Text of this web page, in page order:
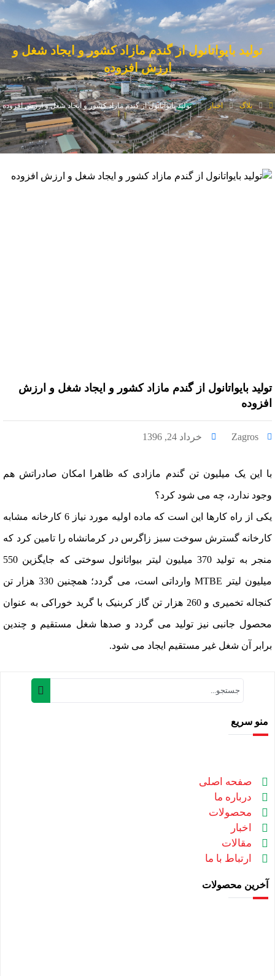
تولید بایواتانول از گندم مازاد کشور و ایجاد شغل و
ارزش افزوده
بلاگ اخبار تولید بایواتانول از گندم مازاد کشور و ایجاد شغل و ارزش افزوده
تولید بایواتانول از گندم مازاد کشور و ایجاد شغل و ارزش
افزوده
Zagros خرداد 24, 1396
با این یک میلیون تن گندم مازادی که ظاهرا امکان صادراتش هم
وجود ندارد، چه می شود کرد؟
یکی از راه کارها این است که ماده اولیه مورد نیاز 6 کارخانه مشابه
کارخانه گسترش سوخت سبز زاگرس در کرمانشاه را تامین کرد که
منجر به تولید 370 میلیون لیتر بیواتانول سوختی که جایگزین 550
میلیون لیتر MTBE وارداتی است، می گردد؛ همچنین 330 هزار تن
کنجاله تخمیری و 260 هزار تن گاز کربنیک با گرید خوراکی به عنوان
محصول جانبی نیز تولید می گردد و صدها شغل مستقیم و چندین
برابر آن شغل غیر مستقیم ایجاد می شود.
منو سریع
صفحه اصلی
درباره ما
محصولات
اخبار
مقالات
ارتباط با ما
آخرین محصولات